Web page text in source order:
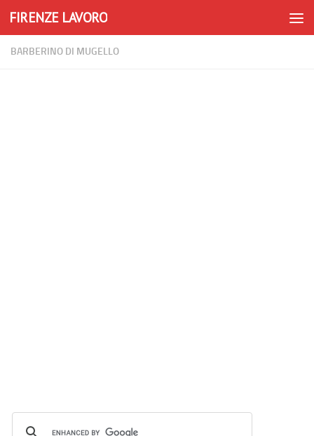
Skip to content
FIRENZE LAVORO
BARBERINO DI MUGELLO